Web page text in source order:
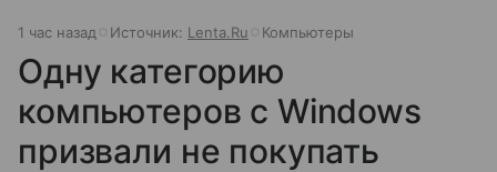
1 час назад Источник: Lenta.Ru Компьютеры
Одну категорию
компьютеров с Windows
призвали не покупать